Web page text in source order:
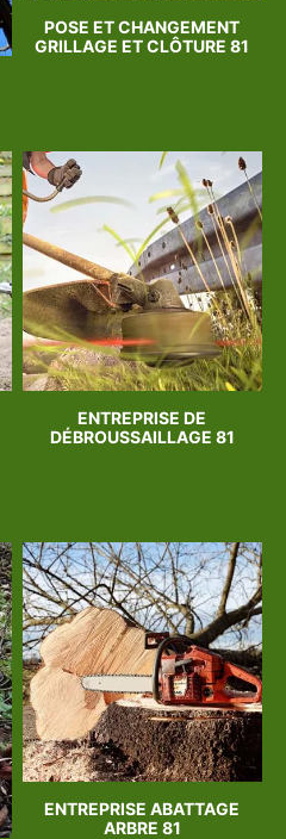
POSE ET CHANGEMENT
GRILLAGE ET CLÔTURE 81
ENTREPRISE DE
DÉBROUSSAILLAGE 81
ENTREPRISE ABATTAGE
ARBRE 81